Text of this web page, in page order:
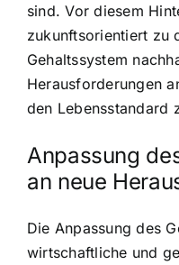
sind. Vor diesem
zukunftsorientiert zu
Gehaltssystem
Herausforderungen
den Lebensstandard
Anpassung
an neue
Die Anpassung des
wirtschaftliche und